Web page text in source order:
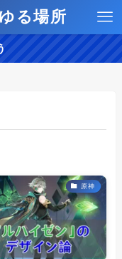
る場所
原神